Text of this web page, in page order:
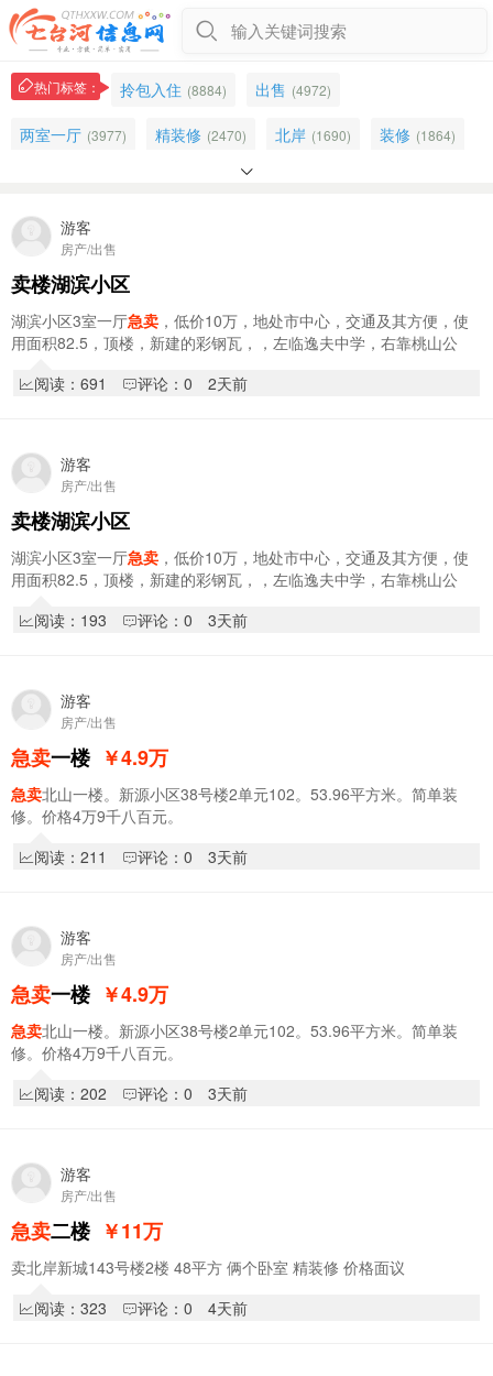
输入关键词搜索
热门标签： 拎包入住 (8884) 出售 (4972)
两室一厅 (3977) 精装修 (2470) 北岸 (1690) 装修 (1864)
五楼
卖楼 (2790)
毛坯 (721) 急售
售楼 (585) 马场如意家园 (220) 东方名苑 (380)
十小学区

游客
房产/出售
卖楼湖滨小区
湖滨小区3室一厅急卖 ，低价10万，地处市中心，交通及其方便，使
用面积82.5，顶楼，新建的彩钢瓦，，左临逸夫中学，右靠桃山公
阅读：691
评论：0 2天前
游客
房产/出售
卖楼湖滨小区
湖滨小区3室一厅急卖 ，低价10万，地处市中心，交通及其方便，使
用面积82.5，顶楼，新建的彩钢瓦，，左临逸夫中学，右靠桃山公
阅读：193
评论：0 3天前
游客
房产/出售
急卖一楼 ￥4.9万
急卖北山一楼。新源小区38号楼2单元102。53.96平方米。简单装
修。价格4万9千八百元。
阅读：211
评论：0 3天前
游客
房产/出售
急卖一楼 ￥4.9万
急卖北山一楼。新源小区38号楼2单元102。53.96平方米。简单装
修。价格4万9千八百元。
阅读：202
评论：0 3天前
游客
房产/出售
急卖二楼 ￥11万
卖北岸新城143号楼2楼 48平方 俩个卧室 精装修 价格面议
阅读：323
评论：0 4天前